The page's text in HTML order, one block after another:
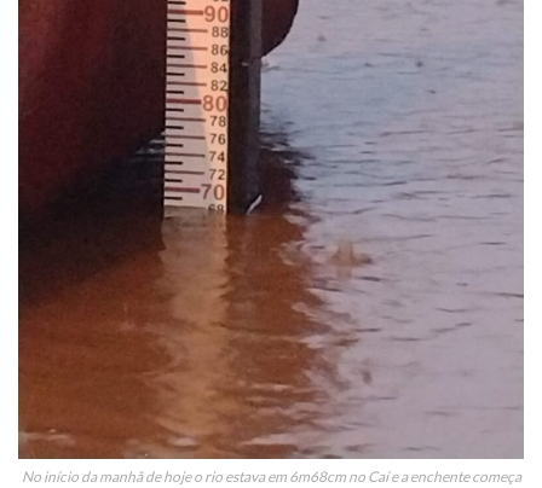
No início da manhã de hoje o rio estava em 6m68cm no Caí e a enchente começa